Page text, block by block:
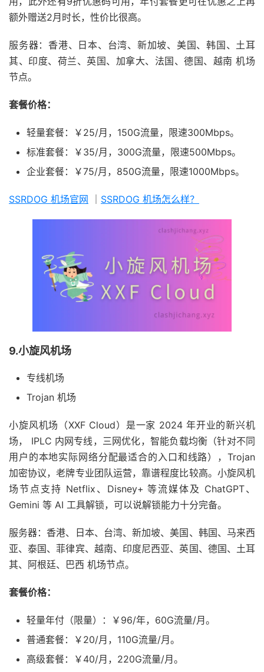
额外赠送2月时长，性价比很高。
服务器：香港、日本、台湾、新加坡、美国、韩国、土耳
其、印度、荷兰、英国、加拿大、法国、德国、越南 机场
节点。
套餐价格：
轻量套餐：￥25/月，150G流量，限速300Mbps。
标准套餐：￥35/月，300G流量，限速500Mbps。
企业套餐：￥75/月，850G流量，限速1000Mbps。
SSRDOG 机场官网 SSRDOG 机场怎么样？
9.小旋风机场
专线机场
Trojan 机场
小旋风机场（XXF Cloud）是一家 2024 年开业的新兴机
场， IPLC 内网专线，三网优化，智能负载均衡（针对不同
用户的本地实际网络分配最适合的入口和线路），Trojan
加密协议，老牌专业团队运营，靠谱程度比较高。小旋风机
场节点支持 Netflix、Disney+ 等流媒体及 ChatGPT、
Gemini 等 AI 工具解锁，可以说解锁能力十分完备。
服务器：香港、日本、台湾、新加坡、美国、韩国、马来西
亚、泰国、菲律宾、越南、印度尼西亚、英国、德国、土耳
其、阿根廷、巴西 机场节点。
套餐价格：
轻量年付（限量）：￥96/年，60G流量/月。
普通套餐：￥20/月，110G流量/月。
高级套餐：￥40/月，220G流量/月。